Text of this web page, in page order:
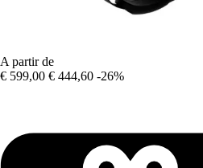
A partir de
€ 599,00 € 444,60 -26%